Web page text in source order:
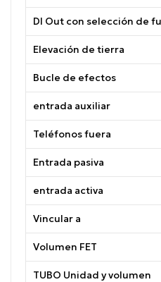
DI Out con selección de
Elevación de tierra
Bucle de efectos
entrada auxiliar
Teléfonos fuera
Entrada pasiva
entrada activa
Vincular a
Volumen FET
TUBO Unidad y volumen